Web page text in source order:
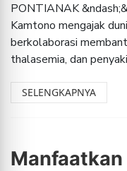
PONTIANAK
Kamtono mengajak
berkolaborasi
thalasemia, dan
SELENGKAPNYA